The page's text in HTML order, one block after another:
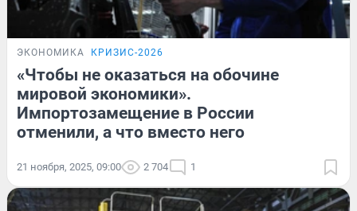
ЭКОНОМИКА КРИЗИС-2026
«Чтобы не оказаться на обочине
мировой экономики».
Импортозамещение в России
отменили, а что вместо него
21 ноября, 2025, 09:00 2 704 1